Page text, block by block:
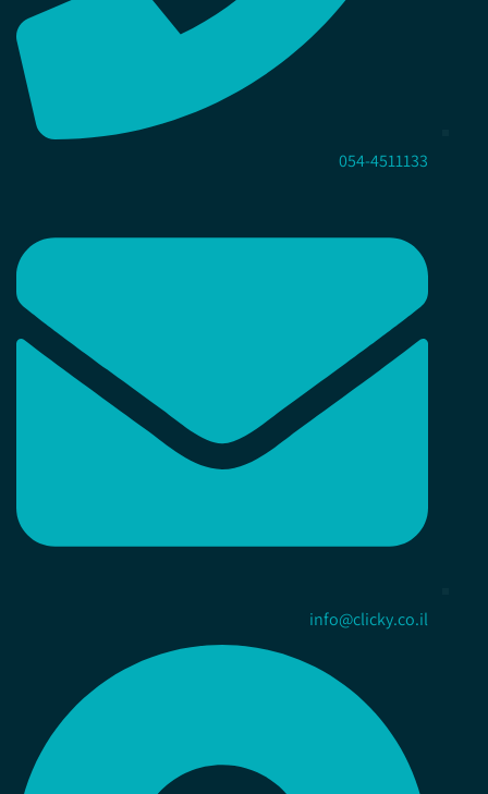
054-4511133
info@clicky.co.il